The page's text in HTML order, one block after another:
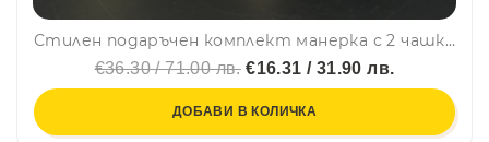
Стилен подаръчен комплект манерка с 2 чашки, фуния и отварачка Jack Daniels Old No.2 Brand – DJH1441
€36.30 / 71.00 лв.€16.31 / 31.90 лв.
ДОБАВИ В КОЛИЧКА